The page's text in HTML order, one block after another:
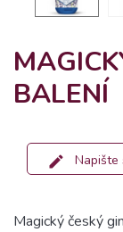
BALENÍ
Napište
Magický český